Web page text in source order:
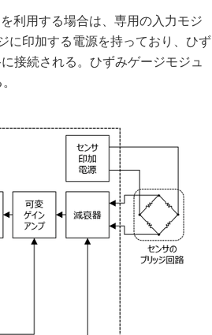
利用する場合は、専用の入力モジ
に印加する電源を持っており、ひず
接続される。ひずみゲージモジュ